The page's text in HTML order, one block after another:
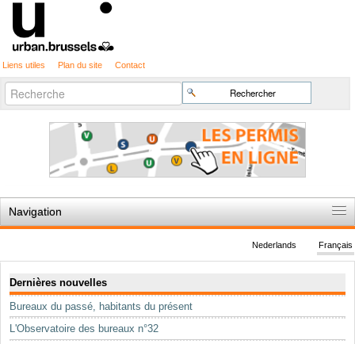
Liens utiles Plan du site Contact
Chercher par
Recherche
avancée…
Navigation
Règles du jeu
Permis d'urbanisme
Cartographie
Etudes et publications
Français
Nederlands
Dernières nouvelles
Bureaux du passé, habitants du présent
L'Observatoire des bureaux n°32